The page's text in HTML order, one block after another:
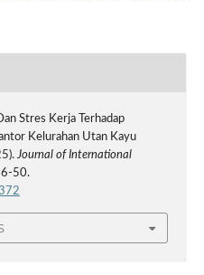
Stres Kerja Terhadap
Kelurahan Utan Kayu
Journal of International
50.